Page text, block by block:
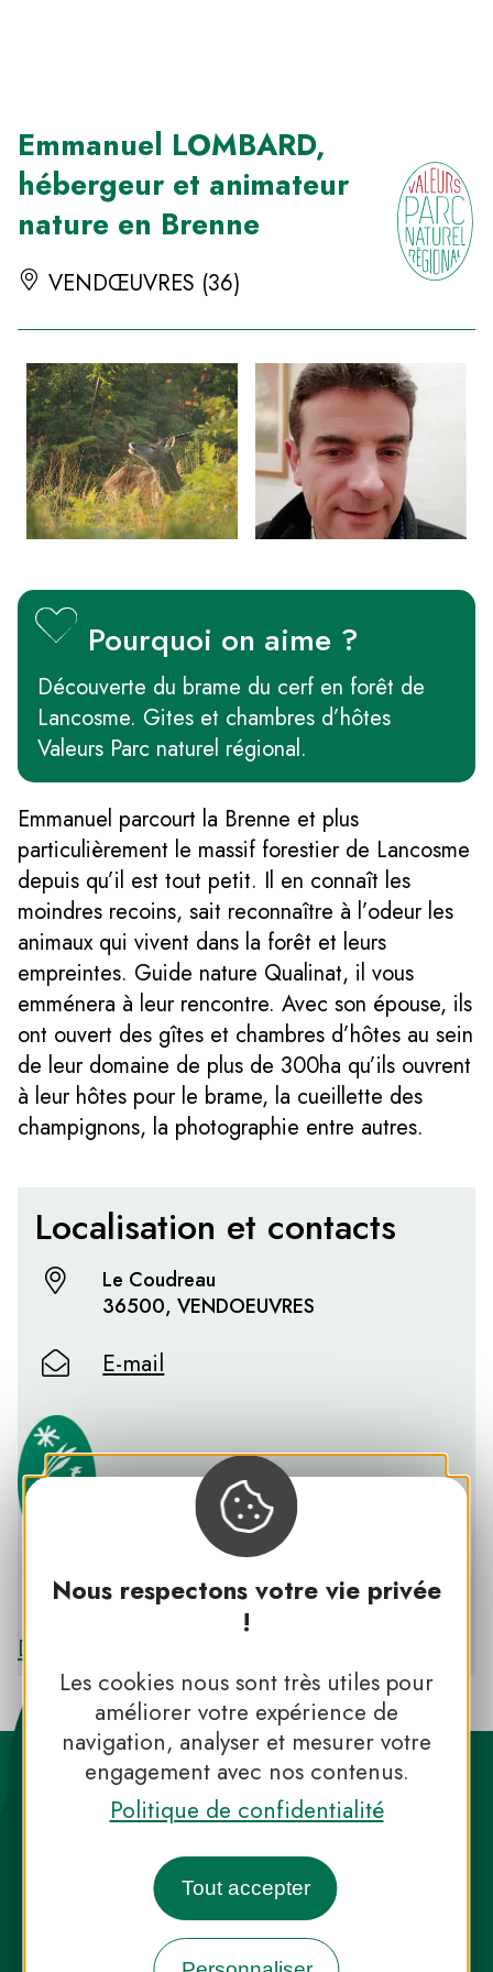
Nous respectons votre vie privée
!
Les cookies nous sont très utiles pour
améliorer votre expérience de
navigation, analyser et mesurer votre
engagement avec nos contenus.
Politique de confidentialité
Tout accepter
Emmanuel LOMBARD,
hébergeur et animateur
nature en Brenne
VENDŒUVRES (36)
Pourquoi on aime ?
Découverte du brame du cerf en forêt de
Lancosme. Gites et chambres d’hôtes
Valeurs Parc naturel régional.
Emmanuel parcourt la Brenne et plus
particulièrement le massif forestier de Lancosme
depuis qu’il est tout petit. Il en connaît les
moindres recoins, sait reconnaître à l’odeur les
animaux qui vivent dans la forêt et leurs
empreintes. Guide nature Qualinat, il vous
emménera à leur rencontre. Avec son épouse, ils
ont ouvert des gîtes et chambres d’hôtes au sein
de leur domaine de plus de 300ha qu’ils ouvrent
à leur hôtes pour le brame, la cueillette des
champignons, la photographie entre autres.
Localisation et contacts
Le Coudreau
36500, VENDOEUVRES
E-mail
PNR DE LA BRENNE
Découvrir le PNR DE LA BRENNE
Destination Parcs, de l’inspiration en
toute saison